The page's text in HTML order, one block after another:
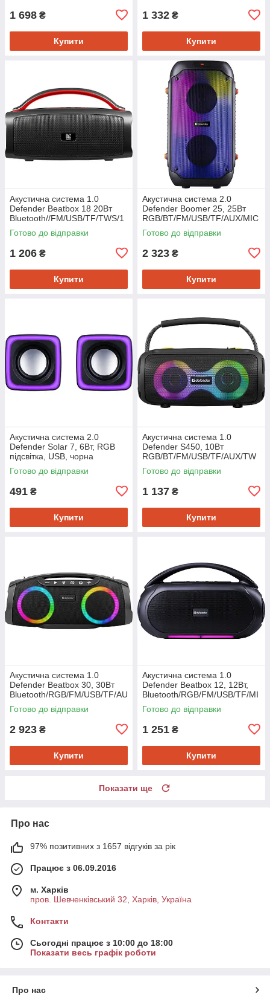
1 698 ₴
Купити
1 332 ₴
Купити
Акустична система 1.0
Defender Beatbox 18 20Вт
Bluetooth//FM/USB/TF/TWS/1
500мАч чорна
Готово до відправки
1 206 ₴
Купити
Акустична система 2.0
Defender Boomer 25, 25Вт
RGB/BT/FM/USB/TF/AUX/MIC
, чорна
Готово до відправки
2 323 ₴
Купити
Акустична система 2.0
Defender Solar 7, 6Вт, RGB
підсвітка, USB, чорна
Готово до відправки
491 ₴
Купити
Акустична система 1.0
Defender S450, 10Вт
RGB/BT/FM/USB/TF/AUX/TW
S чорна
Готово до відправки
1 137 ₴
Купити
Акустична система 1.0
Defender Beatbox 30, 30Вт
Bluetooth/RGB/FM/USB/TF/AU
X/TWS чорна
Готово до відправки
2 923 ₴
Купити
Акустична система 1.0
Defender Beatbox 12, 12Вт,
Bluetooth/RGB/FM/USB/TF/MI
C/ чорна
Готово до відправки
1 251 ₴
Купити
Показати ще
Про нас
97% позитивних з 1657 відгуків за рік
Працює з 06.09.2016
м. Харків
пров. Шевченківський 32, Харків, Україна
Контакти
Сьогодні працює з 10:00 до 18:00
Показати весь графік роботи
Про нас